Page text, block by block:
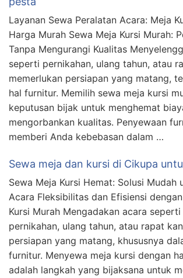
Layanan Sewa Peralatan Acara: Meja
Harga Murah Sewa Meja Kursi Murah:
Tanpa Mengurangi Kualitas
seperti pernikahan, ulang tahun, atau
memerlukan persiapan yang matang,
hal furnitur. Memilih sewa meja kursi
keputusan bijak untuk menghemat
mengorbankan kualitas. Penyewaan
memberi Anda kebebasan dalam …
Sewa meja dan kursi di Cikupa
Sewa Meja Kursi Hemat: Solusi Mudah
Acara Fleksibilitas dan Efisiensi
Kursi Murah Mengadakan acara
pernikahan, ulang tahun, atau rapat
persiapan yang matang, khususnya
furnitur. Menyewa meja kursi dengan
adalah langkah yang bijaksana untuk